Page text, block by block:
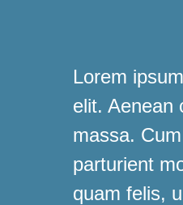
Lorem
elit. Aenean
massa.
parturient
quam felis,